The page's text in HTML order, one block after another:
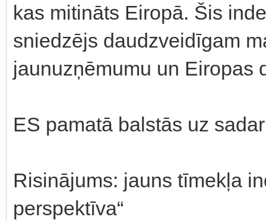
kas mitināts Eiropā. Šis
sniedzējs daudzveidīgam
jaunuzņēmumu un Eiropas
ES pamatā balstās uz
Risinājums: jauns tīmekļa
perspektīva“